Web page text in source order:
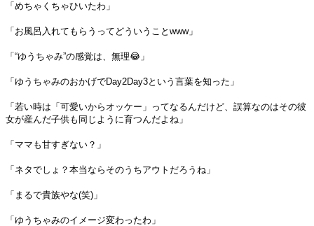
「めちゃくちゃひいたわ」
「お風呂入れてもらうってどういうことwww」
「“ゆうちゃみ”の感覚は、無理😂」
「ゆうちゃみのおかげでDay2Day3という言葉を知った」
「若い時は「可愛いからオッケー」ってなるんだけど、誤算なのはその彼
女が産んだ子供も同じように育つんだよね」
「ママも甘すぎない？」
「ネタでしょ？本当ならそのうちアウトだろうね」
「まるで貴族やな(笑)」
「ゆうちゃみのイメージ変わったわ」